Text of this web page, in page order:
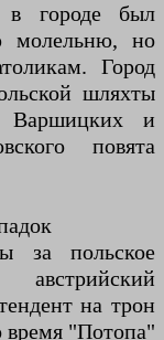
в городе был
молельню, но
Город
шляхты
Варшицких и
повята
за польское
на трон
время "Потопа"